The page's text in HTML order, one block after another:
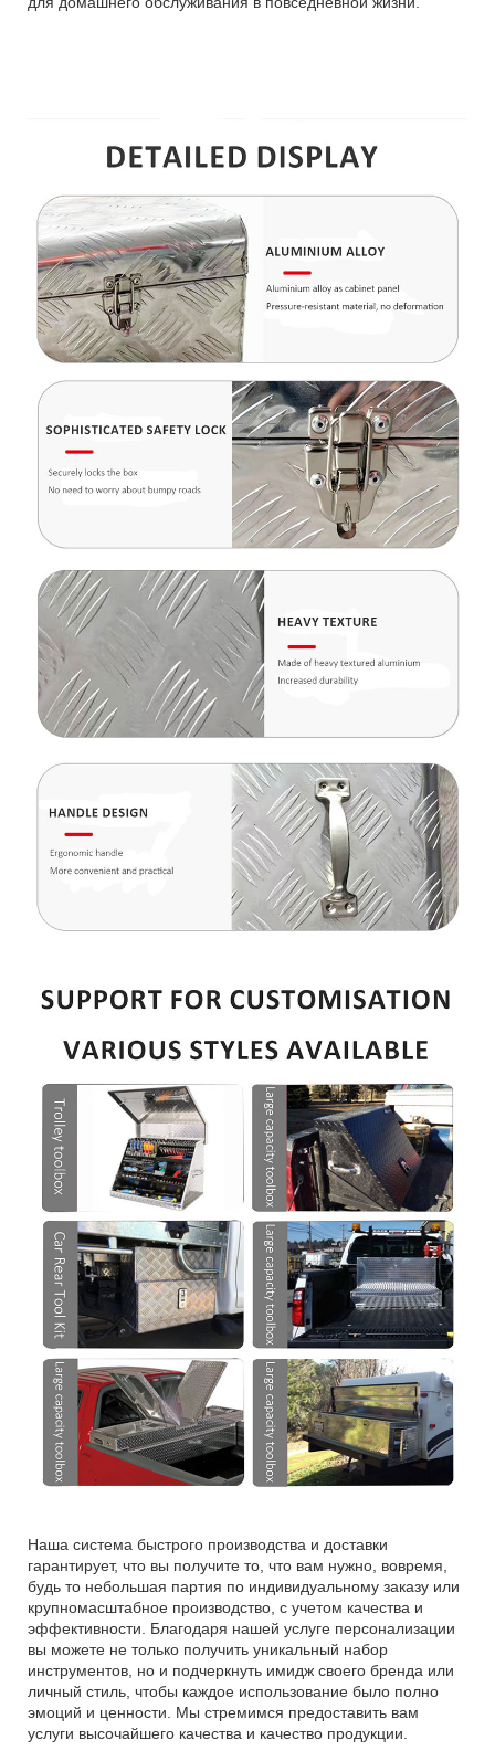
Наша система быстрого производства и доставки
гарантирует, что вы получите то, что вам нужно, вовремя,
будь то небольшая партия по индивидуальному заказу или
крупномасштабное производство, с учетом качества и
эффективности. Благодаря нашей услуге персонализации
вы можете не только получить уникальный набор
инструментов, но и подчеркнуть имидж своего бренда или
личный стиль, чтобы каждое использование было полно
эмоций и ценности. Мы стремимся предоставить вам
услуги высочайшего качества и качество продукции.